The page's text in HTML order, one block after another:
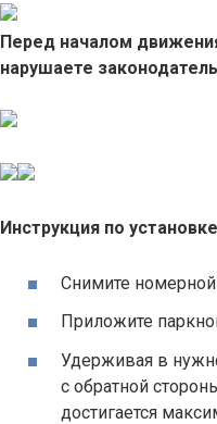
Перед началом
нарушаете
Инструкция по
Снимите
Приложите
Удерживая в
с обратной
достигается